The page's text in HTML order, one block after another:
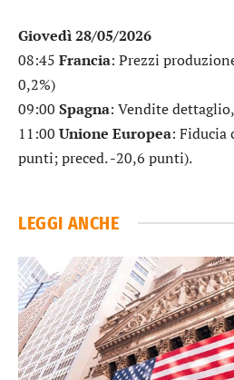
Giovedì 28/05/2026
08:45 Francia: Prezzi
0,2%)
09:00 Spagna: Vendite
11:00 Unione Europea: Fiducia
punti; preced. -20,6 punti).
LEGGI ANCHE